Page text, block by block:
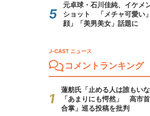
元卓球・石川佳純、イケメ
ショット 「メチャ可愛い
顔」「美男美女」話題に
J-CAST ニュース
コメントランキング
蓮舫氏「止める人は誰もいな
「あまりにも愕然」 高市
合掌」巡る投稿を批判